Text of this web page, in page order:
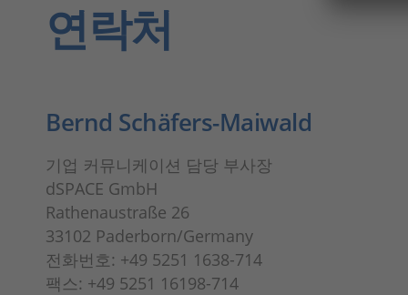
연락처
Bernd Schäfers-Maiwald
기업 커뮤니케이션 담당 부사장
dSPACE GmbH
Rathenaustraße 26
33102 Paderborn/Germany
전화번호: +49 5251 1638-714
팩스: +49 5251 16198-714